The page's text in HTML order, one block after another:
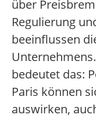
über
Regulierung
beeinflussen
bedeutet das:
Paris können
auswirken,